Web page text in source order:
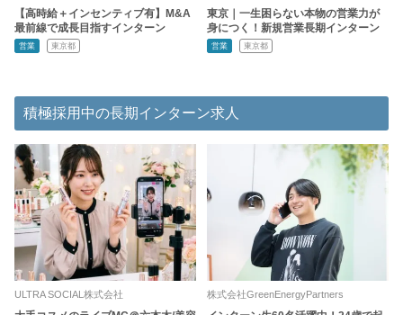
【高時給＋インセンティブ有】M&A
最前線で成長目指すインターン
営業 東京都
東京｜一生困らない本物の営業力が
身につく！新規営業長期インターン
営業 東京都
積極採用中の長期インターン求人
ULTRA SOCIAL株式会社 株式会社GreenEnergyPartners